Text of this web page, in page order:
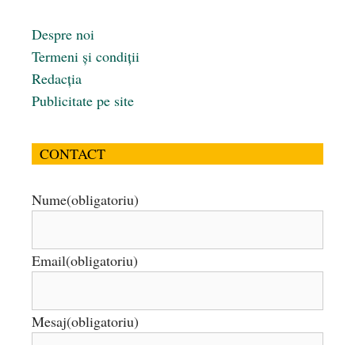
Despre noi
Termeni și condiții
Redacția
Publicitate pe site
CONTACT
Nume(obligatoriu)
Email(obligatoriu)
Mesaj(obligatoriu)